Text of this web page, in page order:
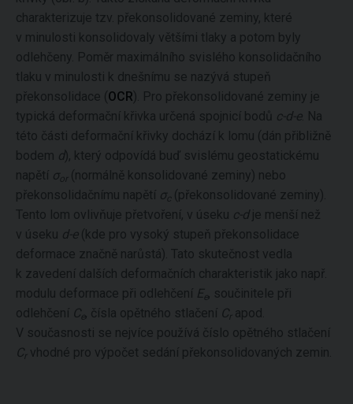
charakterizuje tzv. překonsolidované zeminy, které
v minulosti konsolidovaly většími tlaky a potom byly
odlehčeny. Poměr maximálního svislého konsolidačního
tlaku v minulosti k dnešnímu se nazývá stupeň
překonsolidace ( OCR). Pro překonsolidované zeminy je
typická deformační křivka určená spojnicí bodů c-d-e. Na
této části deformační křivky dochází k lomu (dán přibližně
bodem d), který odpovídá buď svislému geostatickému
napětí σ or (normálně konsolidované zeminy) nebo
překonsolidačnímu napětí σ (překonsolidované zeminy).
Tento lom ovlivňuje přetvoření, v úseku c-dje menší než
v úseku d-e(kde pro vysoký stupeň překonsolidace
deformace značně narůstá). Tato skutečnost vedla
k zavedení dalších deformačních charakteristik jako např.
modulu deformace při odlehčení E e , součinitele při
odlehčení Ce , čísla opětného stlačení Cr apod.
V současnosti se nejvíce používá číslo opětného stlačení
Cr vhodné pro výpočet sedání překonsolidovaných zemin.